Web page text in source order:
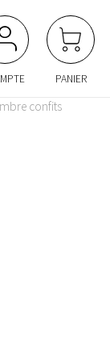
PANIER
confits